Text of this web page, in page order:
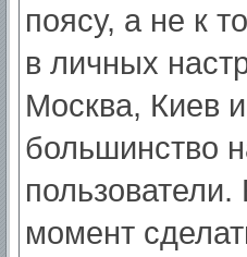
поясу, а не к
в личных
Москва, Киев
большинство
момент